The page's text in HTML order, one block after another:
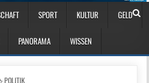
SPORT KULTUR GELD
PANORAMA WISSEN
POSTED IN
POLITIK